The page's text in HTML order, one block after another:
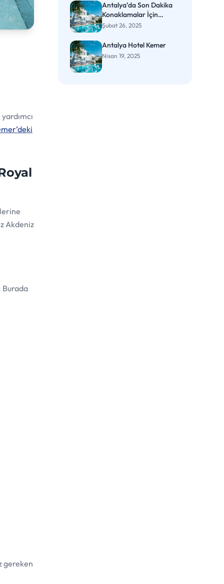
Akdeniz
Burada
gereken
Antalya’da Son Dakika
Konaklamalar İçin
Tasarruf Sağlama
Şubat 26, 2025
Antalya Hotel Kemer
Nisan 19, 2025